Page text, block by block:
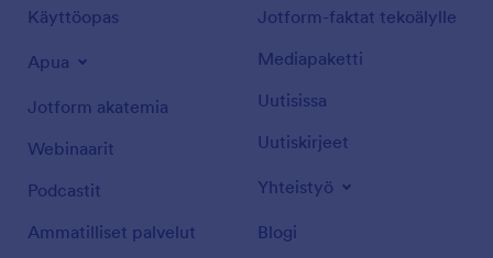
Käyttöopas
Apua
Jotform akatemia
Webinaarit
Podcastit
Ammatilliset palvelut
Jotform-faktat tekoälylle
Mediapaketti
Uutisissa
Uutiskirjeet
Yhteistyö
Blogi